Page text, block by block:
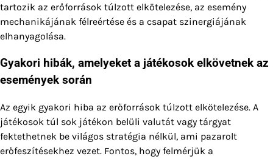
tartozik az erőforrások túlzott elkötelezése, az esemény
mechanikájának félreértése és a csapat szinergiájának
elhanyagolása.
Gyakori hibák, amelyeket a játékosok elkövetnek az
események során
Az egyik gyakori hiba az erőforrások túlzott elkötelezése. A
játékosok túl sok játékon belüli valutát vagy tárgyat
fektethetnek be világos stratégia nélkül, ami pazarolt
erőfeszítésekhez vezet. Fontos, hogy felmérjük a